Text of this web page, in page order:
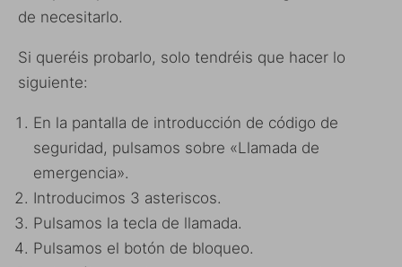
de necesitarlo.
Si queréis probarlo, solo tendréis que hacer lo
siguiente:
En la pantalla de introducción de código de
seguridad, pulsamos sobre «Llamada de
emergencia».
Introducimos 3 asteriscos.
Pulsamos la tecla de llamada.
Pulsamos el botón de bloqueo.